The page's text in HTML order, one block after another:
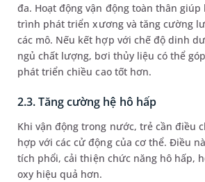
đa. Hoạt động vận động toàn thân
trình phát triển xương và tăng cường
các mô. Nếu kết hợp với chế độ dinh
ngủ chất lượng, bơi thủy liệu có thể
phát triển chiều cao tốt hơn.
2.3. Tăng cường hệ hô hấp
Khi vận động trong nước, trẻ cần điều
hợp với các cử động của cơ thể. Điều
tích phổi, cải thiện chức năng hô hấp,
oxy hiệu quả hơn.